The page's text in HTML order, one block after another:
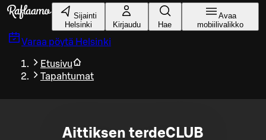
Siirry pääsisältöön
Sijainti
Helsinki
Kirjaudu Hae
Avaa
mobiilivalikko
Varaa pöytä Helsinki
Etusivu
Tapahtumat
Aittiksen terdeCLUB